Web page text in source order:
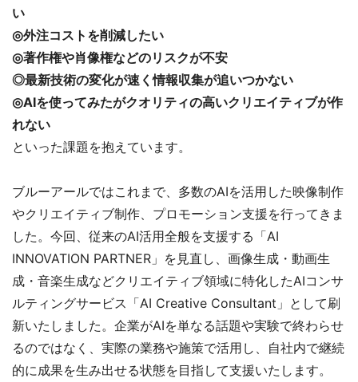
い
◎外注コストを削減したい
◎著作権や肖像権などのリスクが不安
◎最新技術の変化が速く情報収集が追いつかない
◎AIを使ってみたがクオリティの高いクリエイティブが作
れない
といった課題を抱えています。
ブルーアールではこれまで、多数のAIを活用した映像制作
やクリエイティブ制作、プロモーション支援を行ってきま
した。今回、従来のAI活用全般を支援する「AI
INNOVATION PARTNER」を見直し、画像生成・動画生
成・音楽生成などクリエイティブ領域に特化したAIコンサ
ルティングサービス「AI Creative Consultant」として刷
新いたしました。企業がAIを単なる話題や実験で終わらせ
るのではなく、実際の業務や施策で活用し、自社内で継続
的に成果を生み出せる状態を目指して支援いたします。